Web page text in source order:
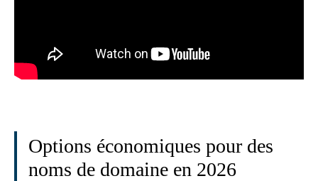
Options économiques pour des
noms de domaine en 2026